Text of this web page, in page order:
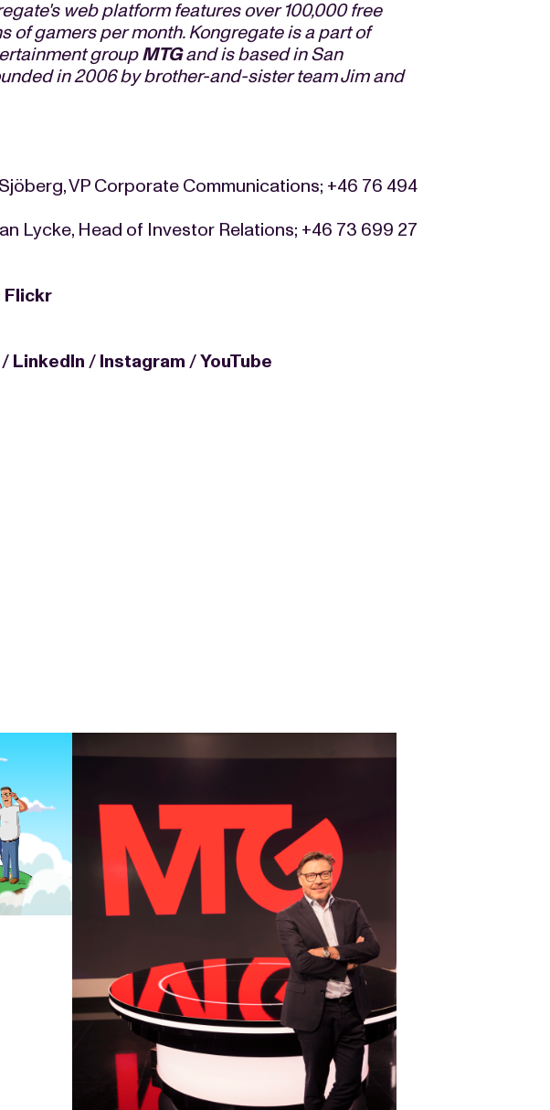
web platform features over 100,000 free
of gamers per month. Kongregate is a part of
groupMTGand is based in San
in 2006 by brother-and-sister team Jim and
VP Corporate Communications; +46 76 494
Lycke, Head of Investor Relations; +46 73 699 27
Flickr
/ LinkedIn / Instagram /YouTube